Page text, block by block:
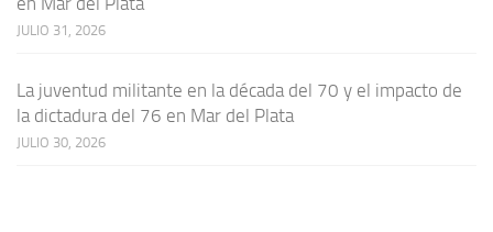
JULIO 31, 2026
La juventud militante en la década del 70 y el impacto de
la dictadura del 76 en Mar del Plata
JULIO 30, 2026